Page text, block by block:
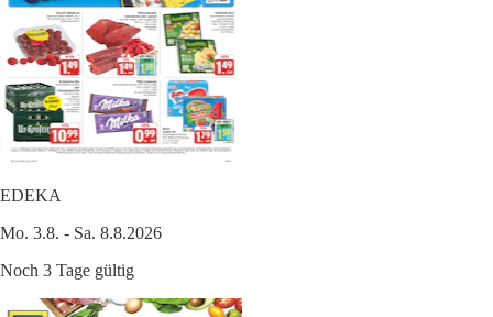
EDEKA
Mo. 3.8. - Sa. 8.8.2026
Noch 3 Tage gültig